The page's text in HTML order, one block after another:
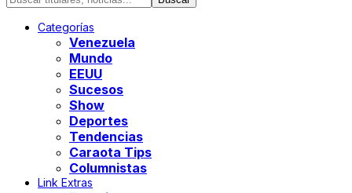
Categorías
Venezuela
Mundo
EEUU
Sucesos
Show
Deportes
Tendencias
Caraota Tips
Columnistas
Link Extras